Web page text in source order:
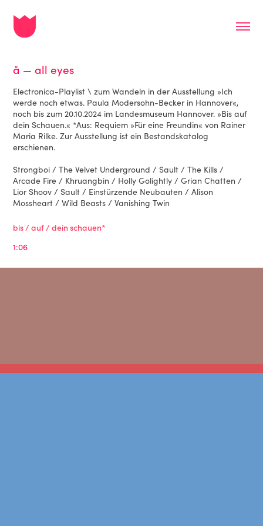
å — all eyes
Electronica-Playlist \ zum Wandeln in der Ausstellung »Ich
werde noch etwas. Paula Modersohn-Becker in Hannover«,
noch bis zum 20.10.2024 im Landesmuseum Hannover. »Bis auf
dein Schauen.« *Aus: Requiem »Für eine Freundin« von Rainer
Maria Rilke. Zur Ausstellung ist ein Bestandskatalog
erschienen.
Strongboi / The Velvet Underground / Sault / The Kills /
Arcade Fire / Khruangbin / Holly Golightly / Grian Chatten /
Lior Shoov / Sault / Einstürzende Neubauten / Alison
Mossheart / Wild Beasts / Vanishing Twin
bis / auf / dein schauen*
1:06